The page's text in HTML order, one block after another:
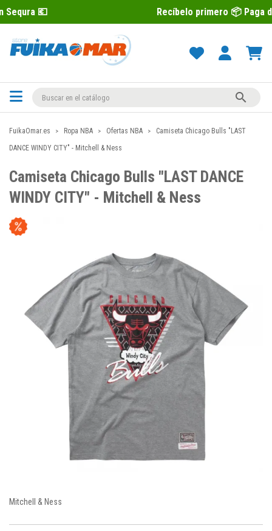
Recíbelo primero 📦 Paga después con

FuikaOmar.es Ropa NBA Ofertas NBA
Camiseta Chicago Bulls "LAST
DANCE WINDY CITY" - Mitchell & Ness
Camiseta Chicago Bulls "LAST DANCE
WINDY CITY" - Mitchell & Ness
Mitchell & Ness